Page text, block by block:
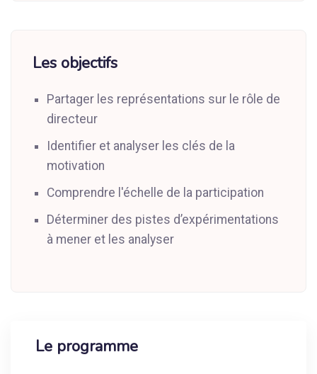
Les objectifs
Partager les représentations sur le rôle de
directeur
Identifier et analyser les clés de la
motivation
Comprendre l'échelle de la participation
Déterminer des pistes d’expérimentations
à mener et les analyser
Le programme